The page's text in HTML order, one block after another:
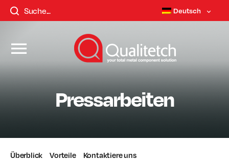
Deutsch
Pressarbeiten
Überblick Vorteile Kontaktiere uns